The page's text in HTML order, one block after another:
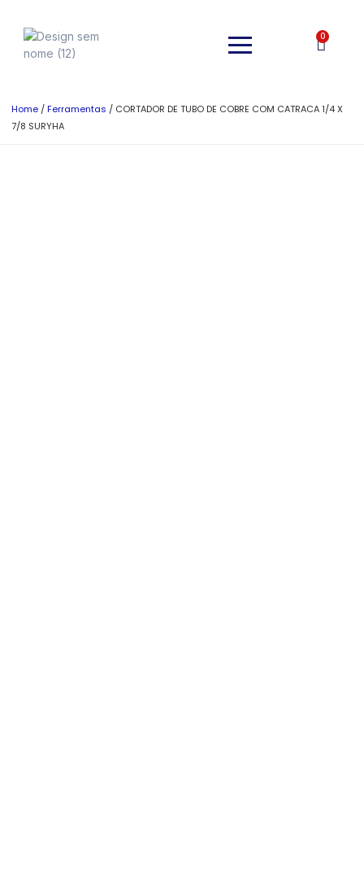
0
Home /Ferramentas / CORTADOR DE TUBO DE COBRE COM CATRACA 1/4 X
7/8 SURYHA